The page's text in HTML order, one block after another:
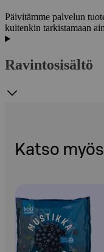
Päivitämme palvelun
kuitenkin tarkistamaan
Ravintosisältö
Katso myös